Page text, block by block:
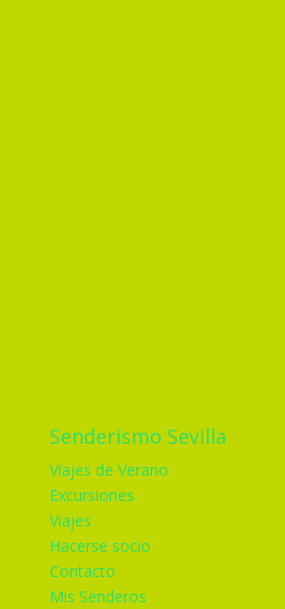
Senderismo Sevilla
Viajes de Verano
Excursiones
Viajes
Hacerse socio
Contacto
Mis Senderos